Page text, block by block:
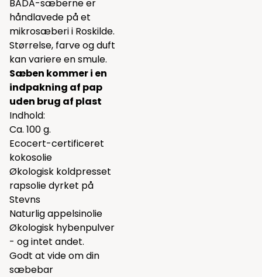
BADA-sæberne er
håndlavede på et
mikrosæberi i Roskilde.
Størrelse, farve og duft
kan variere en smule.
Sæben kommer i en
indpakning af pap
uden brug af plast
Indhold:
Ca. 100 g.
Ecocert-certificeret
kokosolie
Økologisk koldpresset
rapsolie dyrket på
Stevns
Naturlig appelsinolie
Økologisk hybenpulver
- og intet andet.
Godt at vide om din
sæbebar